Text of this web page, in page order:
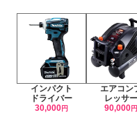
インパクト
ドライバー
30,000円
エアコン
レッサー
90,000円